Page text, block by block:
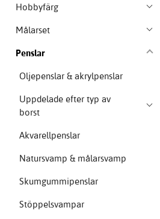
Hobbyfärg
Målarset
Penslar
Oljepenslar & akrylpenslar
Uppdelade efter typ av
borst
Akvarellpenslar
Natursvamp & målarsvamp
Skumgummipenslar
Stöppelsvampar